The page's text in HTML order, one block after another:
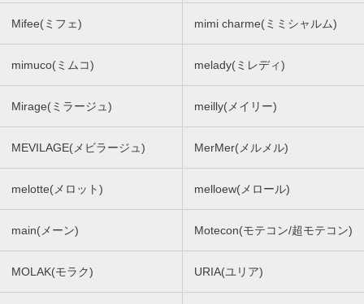
Mifee(ミフェ) mimi charme(ミミシャルム)
mimuco(ミムコ) melady(ミレディ)
Mirage(ミラージュ) meilly(メイリー)
MEVILAGE(メビラージュ) MerMer(メルメル)
melotte(メロット) melloew(メロール)
main(メーン) Motecon(モテコン/超モテコン)
MOLAK(モラク) URIA(ユリア)